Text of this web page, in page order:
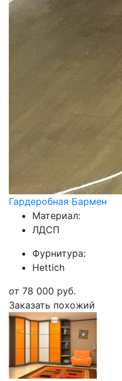
Гардеробная Бармен
Материал:
ЛДСП
Фурнитура:
Hettich
от 78 000 руб.
Заказать похожий